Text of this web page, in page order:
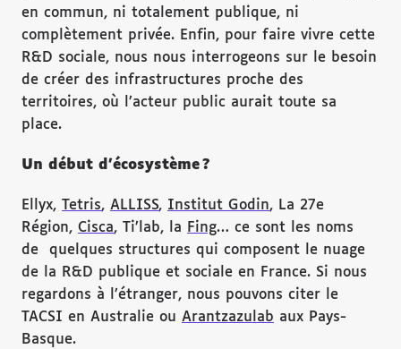
en commun, ni totalement publique, ni
complètement privée. Enfin, pour faire vivre cette
R&D sociale, nous nous interrogeons sur le besoin
de créer des infrastructures proche des
territoires, où l’acteur public aurait toute sa
place.
Un début d’écosystème ?
Ellyx, Tetris, ALLISS, Institut Godin, La 27e
Région, Cisca, Ti’lab, la Fing… ce sont les noms
de quelques structures qui composent le nuage
de la R&D publique et sociale en France. Si nous
regardons à l’étranger, nous pouvons citer le
TACSI en Australie ou Arantzazulab aux Pays-
Basque.